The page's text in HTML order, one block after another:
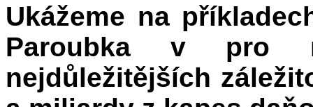
Ukážeme na
Paroubka v pro
nejdůležitějších